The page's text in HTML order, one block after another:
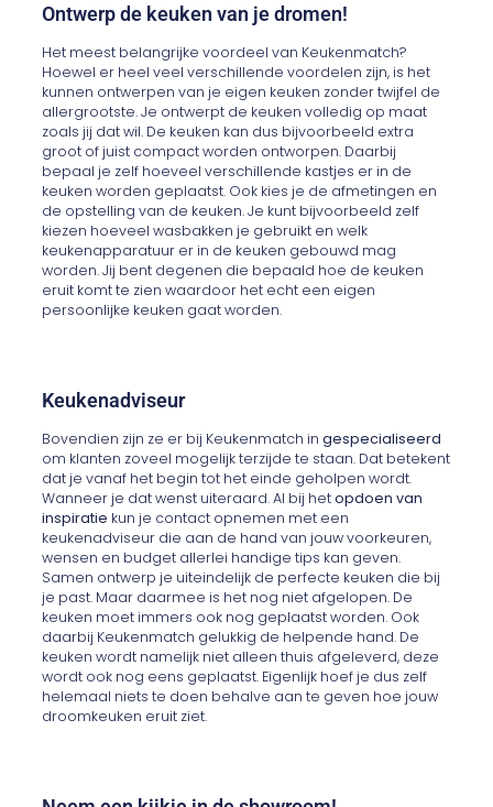
Ontwerp de keuken van je dromen!
Het meest belangrijke voordeel van Keukenmatch?
Hoewel er heel veel verschillende voordelen zijn, is het
kunnen ontwerpen van je eigen keuken zonder twijfel de
allergrootste. Je ontwerpt de keuken volledig op maat
zoals jij dat wil. De keuken kan dus bijvoorbeeld extra
groot of juist compact worden ontworpen. Daarbij
bepaal je zelf hoeveel verschillende kastjes er in de
keuken worden geplaatst. Ook kies je de afmetingen en
de opstelling van de keuken. Je kunt bijvoorbeeld zelf
kiezen hoeveel wasbakken je gebruikt en welk
keukenapparatuur er in de keuken gebouwd mag
worden. Jij bent degenen die bepaald hoe de keuken
eruit komt te zien waardoor het echt een eigen
persoonlijke keuken gaat worden.
Keukenadviseur
Bovendien zijn ze er bij Keukenmatch ingespecialiseerd
om klanten zoveel mogelijk terzijde te staan. Dat betekent
dat je vanaf het begin tot het einde geholpen wordt.
Wanneer je dat wenst uiteraard. Al bij hetopdoen van
inspiratie kun je contact opnemen met een
keukenadviseur die aan de hand van jouw voorkeuren,
wensen en budget allerlei handige tips kan geven.
Samen ontwerp je uiteindelijk de perfecte keuken die bij
je past. Maar daarmee is het nog niet afgelopen. De
keuken moet immers ook nog geplaatst worden. Ook
daarbij Keukenmatch gelukkig de helpende hand. De
keuken wordt namelijk niet alleen thuis afgeleverd, deze
wordt ook nog eens geplaatst. Eigenlijk hoef je dus zelf
helemaal niets te doen behalve aan te geven hoe jouw
droomkeuken eruit ziet.